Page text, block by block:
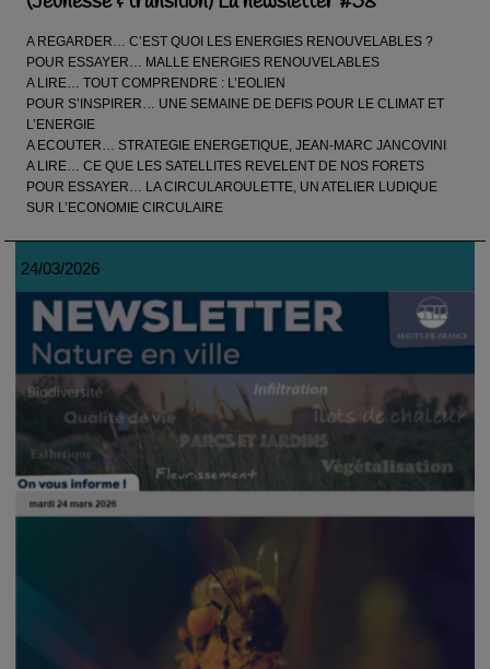
A REGARDER… C’EST QUOI LES ENERGIES RENOUVELABLES ?
POUR ESSAYER… MALLE ENERGIES RENOUVELABLES
A LIRE… TOUT COMPRENDRE : L’EOLIEN
POUR S’INSPIRER… UNE SEMAINE DE DEFIS POUR LE CLIMAT ET
L’ENERGIE
A ECOUTER… STRATEGIE ENERGETIQUE, JEAN-MARC JANCOVINI
A LIRE… CE QUE LES SATELLITES REVELENT DE NOS FORETS
POUR ESSAYER… LA CIRCULAROULETTE, UN ATELIER LUDIQUE
SUR L’ECONOMIE CIRCULAIRE
24/03/2026